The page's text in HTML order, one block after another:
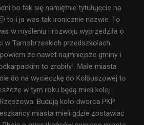
bo tak się namiętnie tytułujecie na
to i ja was tak ironicznie nazwie. To
w myśleniu i rozwoju wyprzedziła o
w Tarnobrzeskich przedszkolach
ze nawet najmniejsze gminy i
to zrobiły!. Małe miasta
do na wycieczkę do Kolbuszowej to
w tym roku będą mieli kolej
Budują koło dworca PKP
miasta mieli gdzie zostawiać